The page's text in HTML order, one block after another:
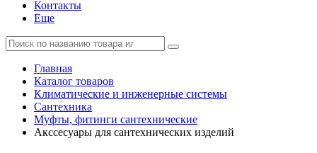
Контакты
Еще
Главная
Каталог товаров
Климатические и инженерные системы
Сантехника
Муфты, фитинги сантехнические
Акссесуары для сантехнических изделий